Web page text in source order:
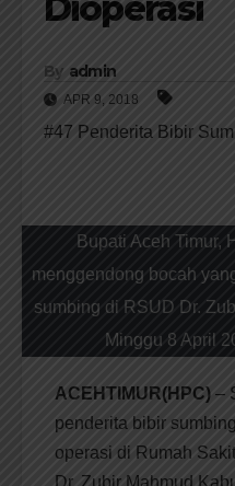
Dioperasi
By admin
APR 9, 2018
#47 Penderita Bibir
Bupati Aceh Timur,
menggendong bocah
sumbing di RSUD Dr.
Minggu 8 April
ACEHTIMUR(HPC) –
penderita bibir
operasi di Rumah